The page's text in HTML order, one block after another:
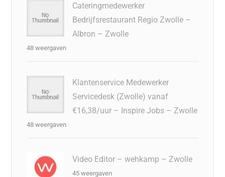
Cateringmedewerker
Bedrijfsrestaurant Regio Zwolle –
Albron – Zwolle
48 weergaven
Klantenservice Medewerker
Servicedesk (Zwolle) vanaf
€16,38/uur – Inspire Jobs – Zwolle
48 weergaven
Video Editor – wehkamp – Zwolle
45 weergaven